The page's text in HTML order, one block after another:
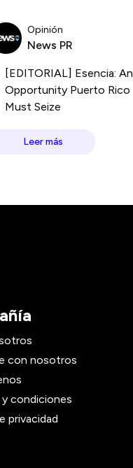
Opinión
News PR
[EDITORIAL] Esencia: An
Opportunity Puerto Rico
Must Seize
Leer más
con nosotros
y condiciones
privacidad